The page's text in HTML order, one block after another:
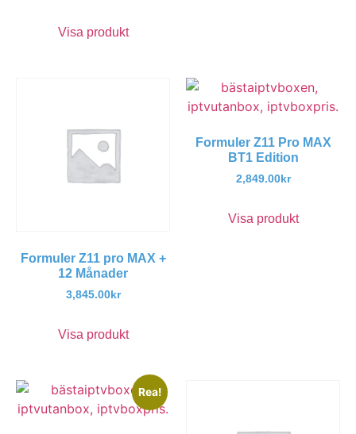
Visa produkt
Formuler Z11 pro MAX +
12 Månader
3,845.00kr
Visa produkt
Formuler Z11 Pro MAX
BT1 Edition
2,849.00kr
Visa produkt
Rea!